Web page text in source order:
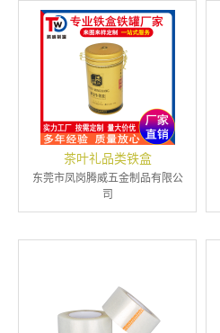
茶叶礼品类铁盒
东莞市凤岗腾威五金制品有限公
司